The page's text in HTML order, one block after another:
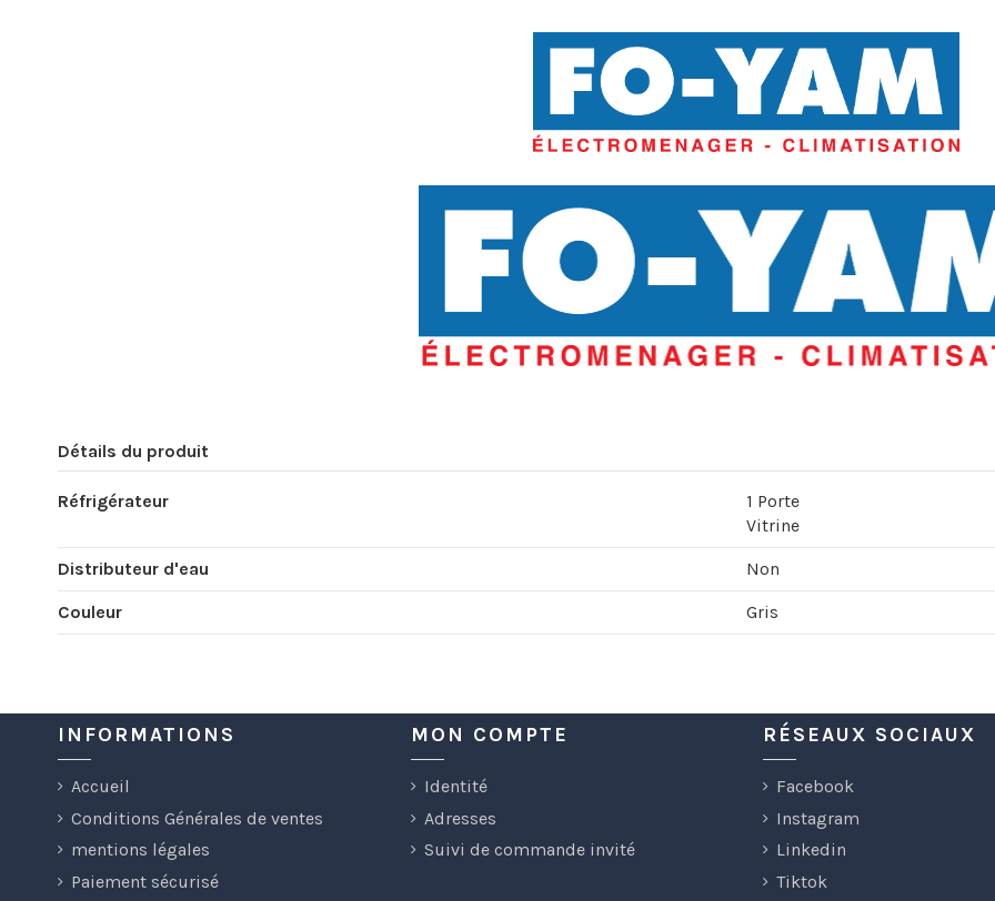
Détails du produit
Réfrigérateur
1 Porte
Vitrine
Distributeur d'eau Non
Couleur Gris
INFORMATIONS
Accueil
Conditions Générales de ventes
mentions légales
Paiement sécurisé
MON COMPTE
Identité
Adresses
Suivi de commande invité
RÉSEAUX SOCIAUX
Facebook
Instagram
Linkedin
Tiktok